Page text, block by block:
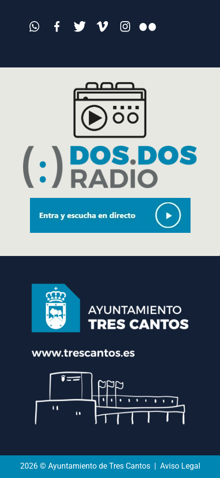
2026 © Ayuntamiento de Tres Cantos | Aviso Legal